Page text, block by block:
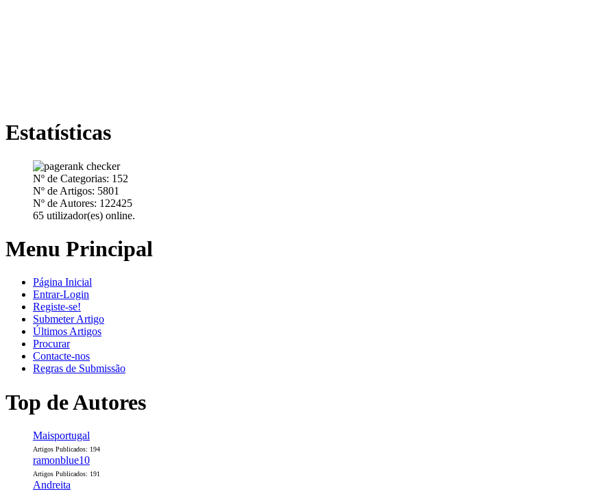
Estatísticas
Nº de Categorias: 152
Nº de Artigos: 5801
Nº de Autores: 122425
65 utilizador(es) online.
Menu Principal
Página Inicial
Entrar-Login
Registe-se!
Submeter Artigo
Últimos Artigos
Procurar
Contacte-nos
Regras de Submissão
Top de Autores
Maisportugal
Artigos Publicados: 194
ramonblue10
Artigos Publicados: 191
Andreita